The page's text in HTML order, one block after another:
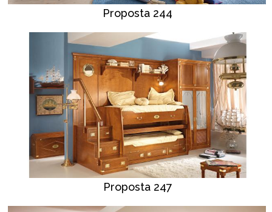
Proposta 244
Proposta 247